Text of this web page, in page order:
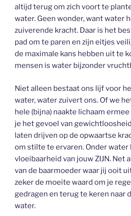
altijd terug om zich voort te
water. Geen wonder, want water
zuiverende kracht. Daar is het
pad om te paren en zijn eitjes
de maximale kans hebben uit te
mensen is water bijzonder
Niet alleen bestaat ons lijf voor
water, water zuivert ons. Of we
hele (bijna) naakte lichaam
je het gevoel van
laten drijven op de opwaartse
om stilte te ervaren. Onder water
vloeibaarheid van jouw ZIJN. Net
van de baarmoeder waar jij ooit
zeker de moeite waard om je
gedragen en terug te keren naar
water.